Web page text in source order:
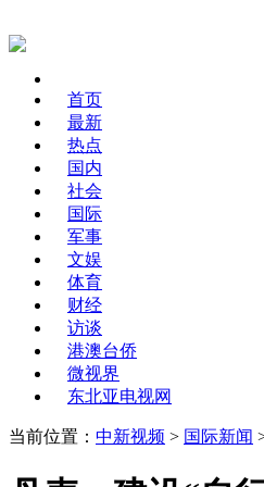
首页
最新
热点
国内
社会
国际
军事
文娱
体育
财经
访谈
港澳台侨
微视界
东北亚电视网
当前位置： 中新视频 > 国际新闻